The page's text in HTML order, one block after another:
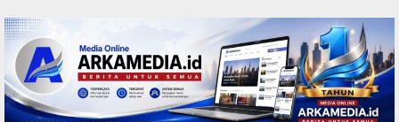
to
content